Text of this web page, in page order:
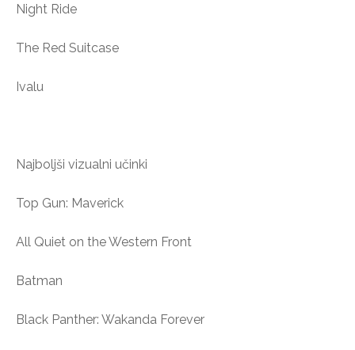
Night Ride
The Red Suitcase
Ivalu
Najboljši vizualni učinki
Top Gun: Maverick
All Quiet on the Western Front
Batman
Black Panther: Wakanda Forever